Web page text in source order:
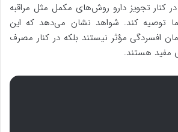
کنار تجویز دارو روش‌های مکمل مثل مراقبه
توصیه کند. شواهد نشان می‌دهد که این
افسردگی مؤثر نیستند بلکه در کنار مصرف
مفید هستند.